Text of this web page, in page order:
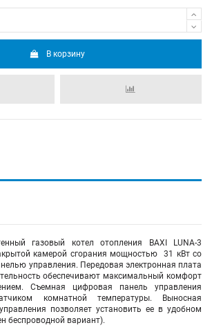
В корзину
газовый котел отопления BAXI LUNA-3
камерой сгорания мощностью 31 кВт со
управления. Передовая электронная плата
обеспечивают максимальный комфорт
Съемная цифровая панель управления
комнатной температуры. Выносная
позволяет установить ее в удобном
беспроводной вариант).